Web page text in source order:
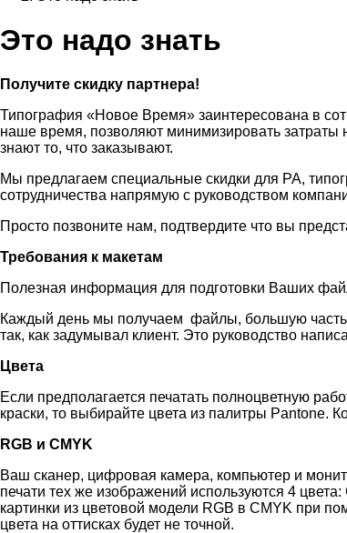
Это надо знать
Получите скидку партнера!
Типография «Новое Время» заинтересована в
наше время, позволяют минимизировать затраты
знают то, что заказывают.
Мы предлагаем специальные скидки для РА,
сотрудничества напрямую с руководством
Просто позвоните нам, подтвердите что вы
Требования к макетам
Полезная информация для подготовки Ваших
Каждый день мы получаем файлы, большую часть
так, как задумывал клиент. Это руководство
Цвета
Если предполагается печатать полноцветную
краски, то выбирайте цвета из палитры Pantone.
RGB и CMYK
Ваш сканер, цифровая камера, компьютер и
печати тех же изображений используются 4
картинки из цветовой модели RGB в CMYK при
цвета на оттисках будет не точной.